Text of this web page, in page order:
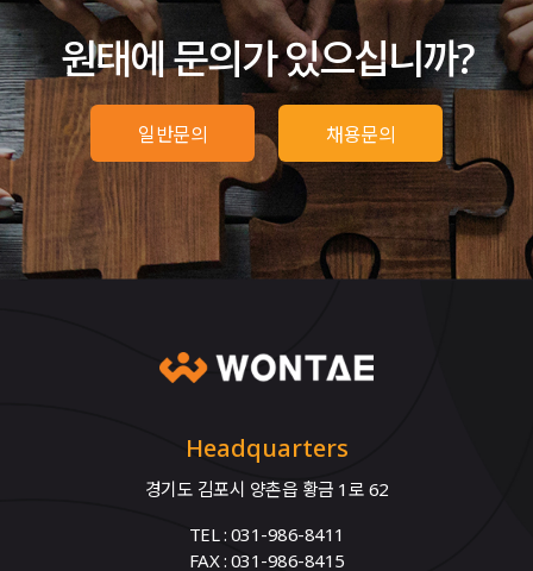
원태에 문의가 있으십니까?
일반문의 채용문의
Headquarters
경기도 김포시 양촌읍 황금 1로 62
TEL : 031-986-8411
FAX : 031-986-8415